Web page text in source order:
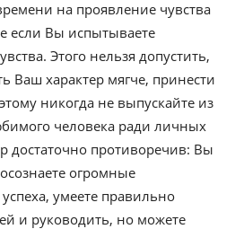
на проявление чувства
если Вы испытываете
Этого нельзя допустить,
Ваш характер мягче, принести
никогда не выпускайте из
человека ради личных
достаточно противоречив: Вы
огромные
умеете правильно
и руководить, но можете